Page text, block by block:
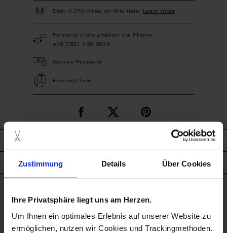
Zustimmung Details Über Cookies
Ihre Privatsphäre liegt uns am Herzen.
Um Ihnen ein optimales Erlebnis auf unserer Website zu
ermöglichen, nutzen wir Cookies und Trackingmethoden.
Earn 4,370 miles on this item. Learn more
Personal consultation via Phone
+49 3521 468 6630
Secure Payment
Free gift box
description
product details
good to know
Hand Painted